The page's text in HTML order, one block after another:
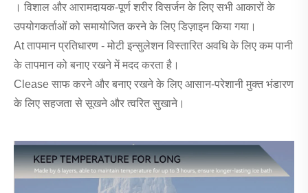
। विशाल और आरामदायक-पूर्ण शरीर विसर्जन के लिए सभी आकारों के
उपयोगकर्ताओं को समायोजित करने के लिए डिज़ाइन किया गया।
At तापमान प्रतिधारण - मोटी इन्सुलेशन विस्तारित अवधि के लिए कम पानी
के तापमान को बनाए रखने में मदद करता है।
Clease साफ करने और बनाए रखने के लिए आसान-परेशानी मुक्त भंडारण
के लिए सहजता से सूखने और त्वरित सुखाने।